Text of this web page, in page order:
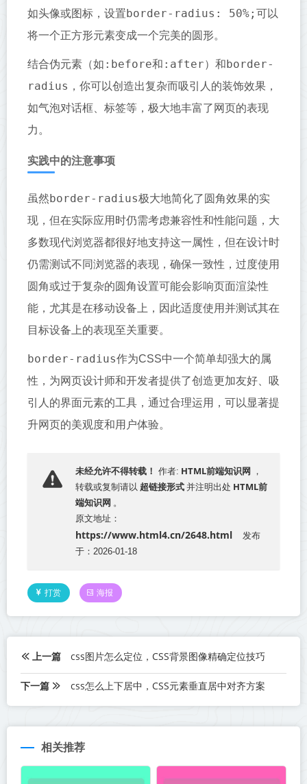
如头像或图标，设置border-radius: 50%; 可以
将一个正方形元素变成一个完美的圆形。
结合伪元素（如 :before和 :after）和border-
radius ，你可以创造出复杂而吸引人的装饰效果，
如气泡对话框、标签等，极大地丰富了网页的表现
力。
实践中的注意事项
虽然border-radius极大地简化了圆角效果的实
现，但在实际应用时仍需考虑兼容性和性能问题，大
多数现代浏览器都很好地支持这一属性，但在设计时
仍需测试不同浏览器的表现，确保一致性，过度使用
圆角或过于复杂的圆角设置可能会影响页面渲染性
能，尤其是在移动设备上，因此适度使用并测试其在
目标设备上的表现至关重要。
border-radius作为CSS中一个简单却强大的属
性，为网页设计师和开发者提供了创造更加友好、吸
引人的界面元素的工具，通过合理运用，可以显著提
升网页的美观度和用户体验。
未经允许不得转载！ 作者: HTML前端知识网 ，
转载或复制请以 超链接形式 并注明出处 HTML前
端知识网 。
原文地址：
https://www.html4.cn/2648.html
发布
于：2026-01-18
打赏 海报
上一篇 css图片怎么定位，CSS背景图像精确定位技巧
下一篇 css怎么上下居中，CSS元素垂直居中对齐方案
相关推荐